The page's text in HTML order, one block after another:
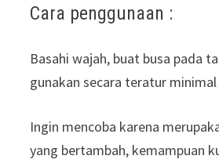
Cara penggunaan :
Basahi wajah, buat busa pada
gunakan secara teratur minimal
Ingin mencoba karena
yang bertambah, kemampuan